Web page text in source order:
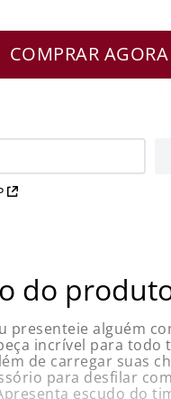
COMPRAR AGORA
do
presenteie alguém
incrível para todo
de carregar suas
para desfilar
escudo do